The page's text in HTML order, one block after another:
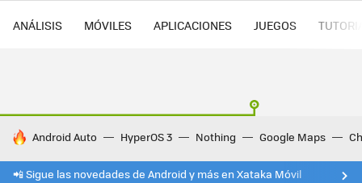
ANÁLISIS MÓVILES APLICACIONES JUEGOS
HOY SE HABLA DE
Android Auto HyperOS 3 Nothing Google Maps
📲 Sigue las novedades de Android y más en Xataka Móvil